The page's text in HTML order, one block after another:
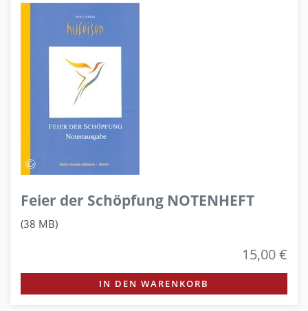
Feier der Schöpfung NOTENHEFT
(38 MB)
15,00 €
IN DEN WARENKORB